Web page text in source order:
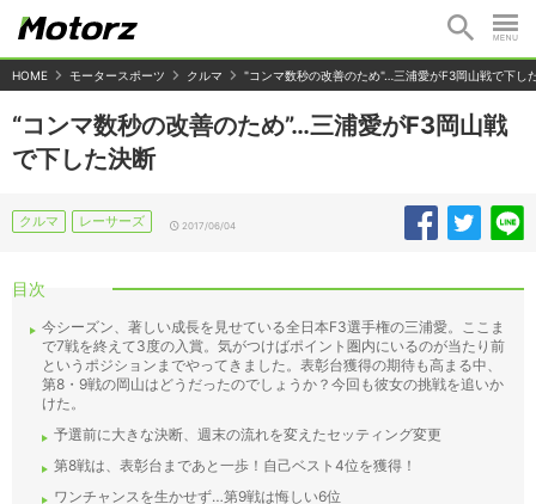
HOME モータースポーツ クルマ "コンマ数秒の改善のため"…三浦愛がF3岡山戦で下し
“コンマ数秒の改善のため”…三浦愛がF3岡山戦
で下した決断
クルマ レーサーズ 2017/06/04
目次
今シーズン、著しい成長を見せている全日本F3選手権の三浦愛。ここま
で7戦を終えて3度の入賞。気がつけばポイント圏内にいるのが当たり前
というポジションまでやってきました。表彰台獲得の期待も高まる中、
第8・9戦の岡山はどうだったのでしょうか？今回も彼女の挑戦を追いか
けた。
予選前に大きな決断、週末の流れを変えたセッティング変更
第8戦は、表彰台まであと一歩！自己ベスト4位を獲得！
ワンチャンスを生かせず…第9戦は悔しい6位